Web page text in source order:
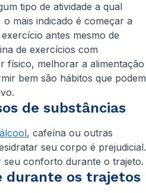
tipo de atividade a qual
mais indicado é começar a
antes mesmo de
de exercícios com
físico, melhorar a alimentação
bem são hábitos que podem
de substâncias
álcool, cafeína ou outras
seu corpo é prejudicial.
seu conforto durante o trajeto.
durante os trajetos